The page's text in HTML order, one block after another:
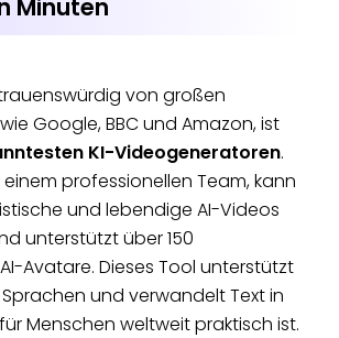
und Musik
Erfahrung
erforderlich
100% kostenlos zu
Unterstützt 470+
300+
Vorlagen, 300+
Avatar
Kostenlos
Minuten
von großen
Google, BBC und Amazon, ist
KI-Videogeneratoren.
professionellen Team, kann
und lebendige AI-Videos
unterstützt über 150
Avatare. Dieses Tool unterstützt
und verwandelt Text in
Menschen weltweit praktisch ist.